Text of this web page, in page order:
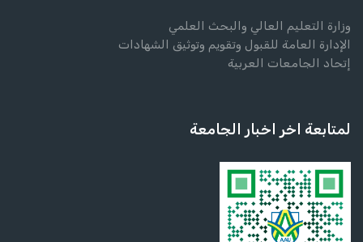
وزارة التعليم العالي والبحث العلمي
الإدارة العامة للقبول وتقويم وتوثيق الشهادات
إتحاد الجامعات العربية
لمتابعة اخر اخبار الجامعة